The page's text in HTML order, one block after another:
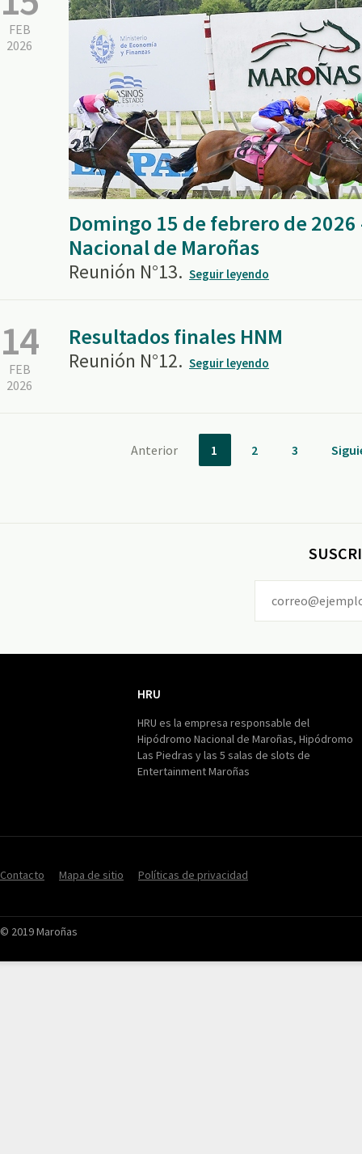
FEB
2026
Domingo 15 de febrero de
Nacional de Maroñas
Reunión N°13. Seguir leyendo
14
FEB
2026
Resultados finales HNM
Reunión N°12. Seguir leyendo
Anterior 1 2 3
HRU
HRU es la empresa responsable del
Hipódromo Nacional de Maroñas, Hipódromo
Las Piedras y las 5 salas de slots de
Entertainment Maroñas
Contacto Mapa de sitio Políticas de privacidad
© 2019 Maroñas